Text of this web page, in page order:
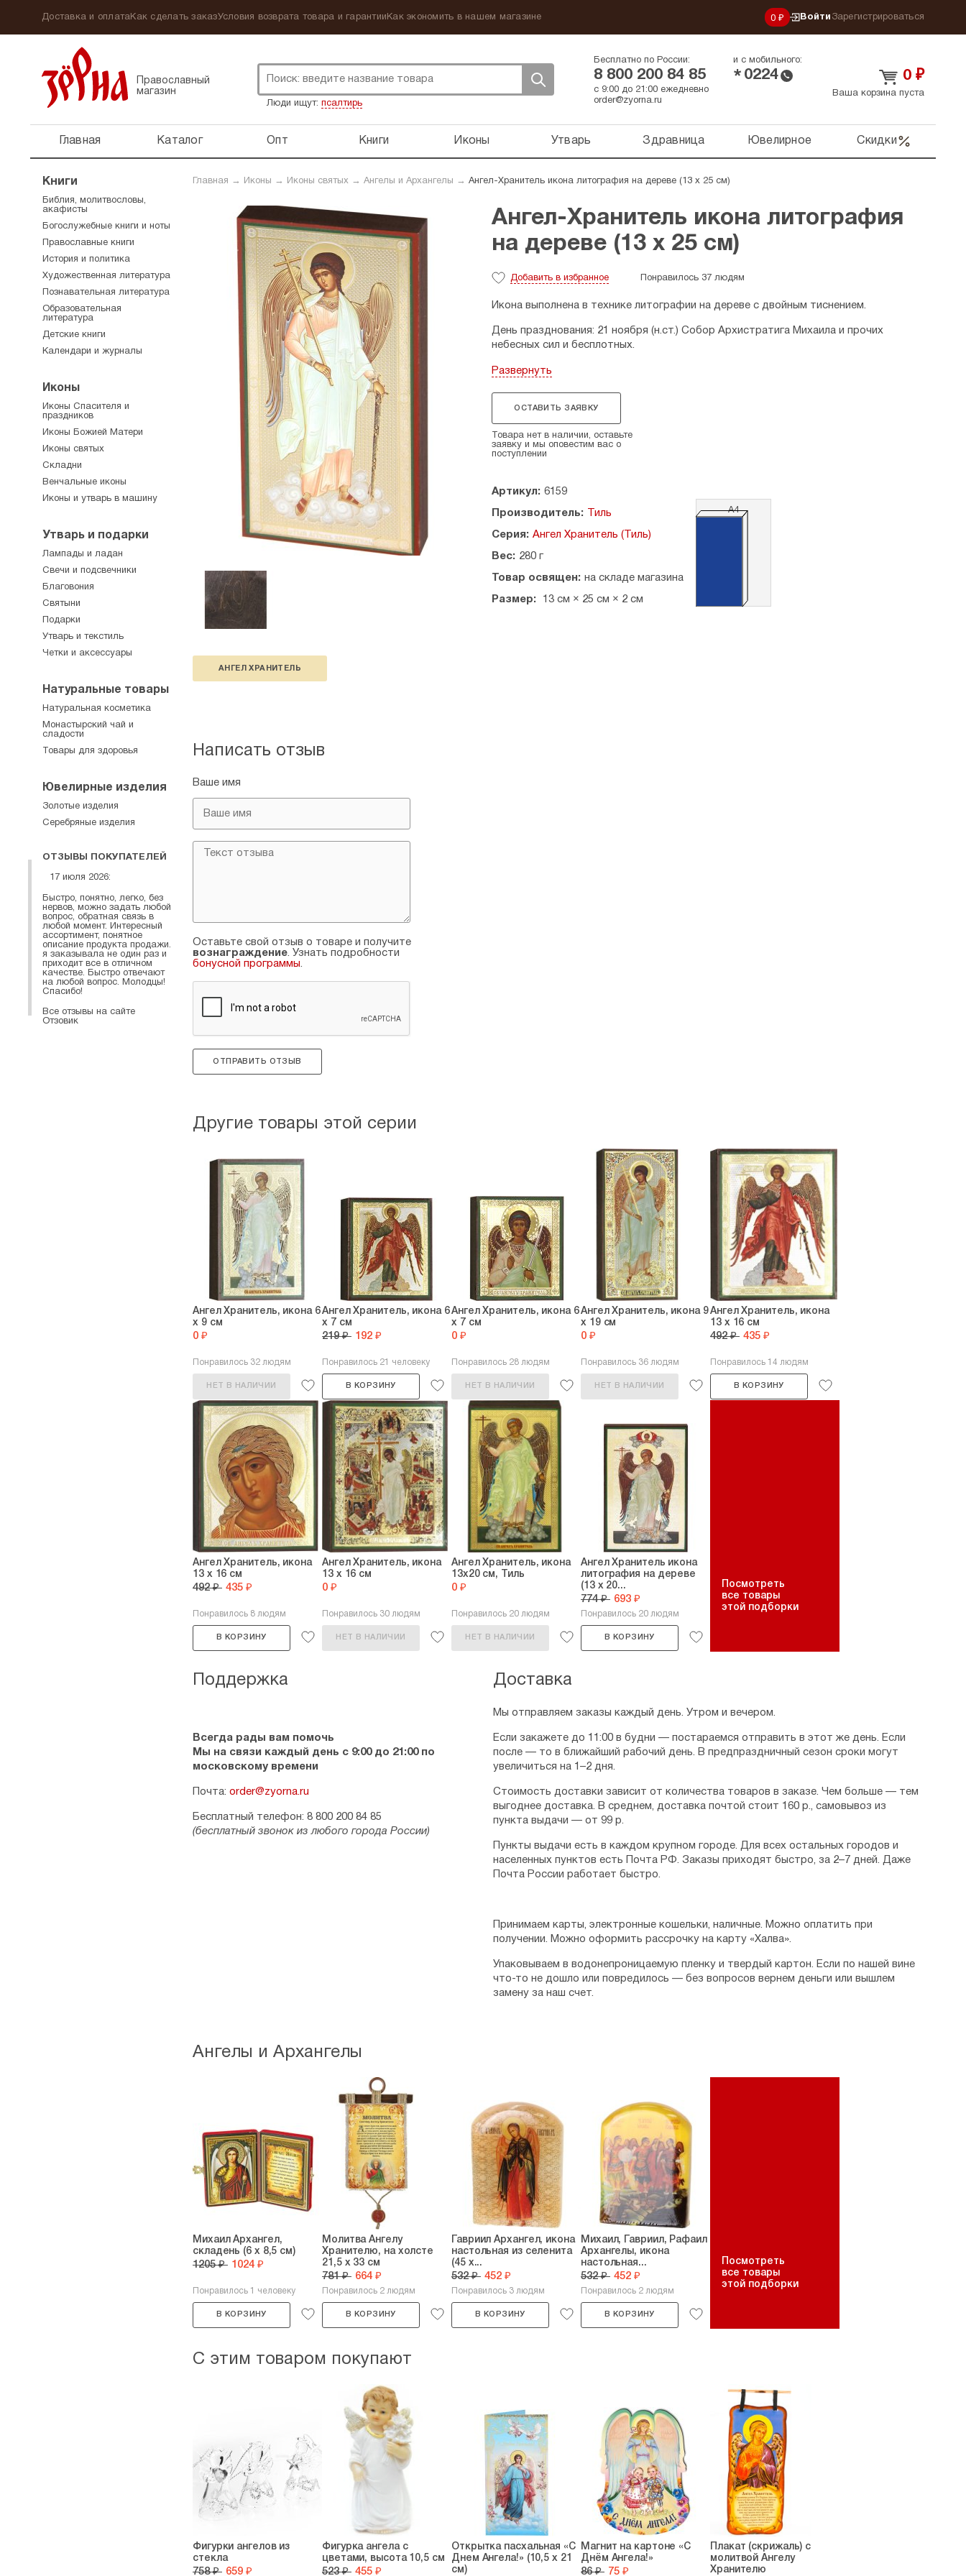
Доставка и оплатаКак сделать заказУсловия возврата товара и гарантии Как экономить в нашем магазине 0 ₽ Войти Зарегистрироваться
Православный
магазин
Люди ищут: псалтирь
Бесплатно по России:
8 800 200 84 85
и с мобильного:
* 0224
с 9:00 до 21:00 ежедневно
order@zyorna.ru
0 ₽
Ваша корзина пуста
Главная Каталог Опт Книги Иконы Утварь Здравница Ювелирное Скидки
Главная → Иконы → Иконы святых → Ангелы и Архангелы → Ангел-Хранитель икона литография на дереве (13 х 25 см)
АНГЕЛ ХРАНИТЕЛЬ
Ангел-Хранитель икона литография
на дереве (13 х 25 см)
Добавить в избранное Понравилось 37 людям
Икона выполнена в технике литографии на дереве с двойным тиснением.
День празднования: 21 ноября (н.ст.) Собор Архистратига Михаила и прочих
небесных сил и бесплотных.
Размеры:13 х 25 см, толщина - 2 см.
См. такжеакафист Ангелу Хранителю
Страна производитель: Россия. г. Москва.
Развернуть
ОСТАВИТЬ ЗАЯВКУ
Товара нет в наличии, оставьте
заявку и мы оповестим вас о
поступлении
Артикул: 6159
Производитель: Тиль
Серия: Ангел Хранитель (Тиль)
Вес: 280 г
Товар освящен: на складе магазина
Размер: 13 см × 25 см × 2 см
А4
Написать отзыв
Ваше имя
Оставьте свой отзыв о товаре и получите
вознаграждение. Узнать подробности
бонусной программы.
ОТПРАВИТЬ ОТЗЫВ
Другие товары этой серии
Ангел Хранитель, икона 6
х 9 см
0 ₽
Понравилось 32 людям
НЕТ В НАЛИЧИИ
Ангел Хранитель, икона 6
х 7 см
219 ₽ 192 ₽
Понравилось 21 человеку
В КОРЗИНУ
Ангел Хранитель, икона 6
х 7 см
0 ₽
Понравилось 28 людям
НЕТ В НАЛИЧИИ
Ангел Хранитель, икона 9
х 19 см
0 ₽
Понравилось 36 людям
НЕТ В НАЛИЧИИ
Ангел Хранитель, икона
13 х 16 см
492 ₽ 435 ₽
Понравилось 14 людям
В КОРЗИНУ
Ангел Хранитель, икона
13 х 16 см
492 ₽ 435 ₽
Понравилось 8 людям
В КОРЗИНУ
Ангел Хранитель, икона
13 х 16 см
0 ₽
Понравилось 30 людям
НЕТ В НАЛИЧИИ
Ангел Хранитель, икона
13х20 см, Тиль
0 ₽
Понравилось 20 людям
НЕТ В НАЛИЧИИ
Ангел Хранитель икона
литография на дереве
(13 х 20...
774 ₽ 693 ₽
Понравилось 20 людям
В КОРЗИНУ
Посмотреть
все товары
этой подборки
Поддержка
Всегда рады вам помочь
Мы на связи каждый день с 9:00 до 21:00 по
московскому времени
Почта: order@zyorna.ru
Бесплатный телефон: 8 800 200 84 85
(бесплатный звонок из любого города России)
Доставка
Мы отправляем заказы каждый день. Утром и вечером.
Если закажете до 11:00 в будни — постараемся отправить в этот же день. Если
после — то в ближайший рабочий день. В предпраздничный сезон сроки могут
увеличиться на 1–2 дня.
Стоимость доставки зависит от количества товаров в заказе. Чем больше — тем
выгоднее доставка. В среднем, доставка почтой стоит 160 р., самовывоз из
пункта выдачи — от 99 р.
Пункты выдачи есть в каждом крупном городе. Для всех остальных городов и
населенных пунктов есть Почта РФ. Заказы приходят быстро, за 2–7 дней. Даже
Почта России работает быстро.
Принимаем карты, электронные кошельки, наличные. Можно оплатить при
получении. Можно оформить рассрочку на карту «Халва».
Упаковываем в водонепроницаемую пленку и твердый картон. Если по нашей вине
что-то не дошло или повредилось — без вопросов вернем деньги или вышлем
замену за наш счет.
Ангелы и Архангелы
Михаил Архангел,
складень (6 х 8,5 см)
1205 ₽ 1024 ₽
Понравилось 1 человеку
В КОРЗИНУ
Молитва Ангелу
Хранителю, на холсте
21,5 х 33 см
781 ₽ 664 ₽
Понравилось 2 людям
В КОРЗИНУ
Гавриил Архангел, икона
настольная из селенита
(45 х...
532 ₽ 452 ₽
Понравилось 3 людям
В КОРЗИНУ
Михаил, Гавриил, Рафаил
Архангелы, икона
настольная...
532 ₽ 452 ₽
Понравилось 2 людям
В КОРЗИНУ
Посмотреть
все товары
этой подборки
С этим товаром покупают
Фигурки ангелов из
стекла
758 ₽ 659 ₽
Фигурка ангела с
цветами, высота 10,5 см
523 ₽ 455 ₽
Открытка пасхальная «С
Днем Ангела!» (10,5 х 21
см)
Магнит на картоне «С
Днём Ангела!»
86 ₽ 75 ₽
Плакат (скрижаль) с
молитвой Ангелу
Хранителю
Книги
Библия, молитвословы,
акафисты
Богослужебные книги и ноты
Православные книги
История и политика
Художественная литература
Познавательная литература
Образовательная
литература
Детские книги
Календари и журналы
Иконы
Иконы Спасителя и
праздников
Иконы Божией Матери
Иконы святых
Складни
Венчальные иконы
Иконы и утварь в машину
Утварь и подарки
Лампады и ладан
Свечи и подсвечники
Благовония
Святыни
Подарки
Утварь и текстиль
Четки и аксессуары
Натуральные товары
Натуральная косметика
Монастырский чай и
сладости
Товары для здоровья
Ювелирные изделия
Золотые изделия
Серебряные изделия
ОТЗЫВЫ ПОКУПАТЕЛЕЙ
17 июля 2026:
Быстро, понятно, легко, без
нервов, можно задать любой
вопрос, обратная связь в
любой момент. Интересный
ассортимент, понятное
описание продукта продажи.
я заказывала не один раз и
приходит все в отличном
качестве. Быстро отвечают
на любой вопрос. Молодцы!
Спасибо!
Все отзывы на сайте
Отзовик